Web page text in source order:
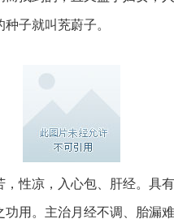
子就叫茺蔚子。
，性凉，入心包、肝经。具
功用。主治月经不调、胎漏